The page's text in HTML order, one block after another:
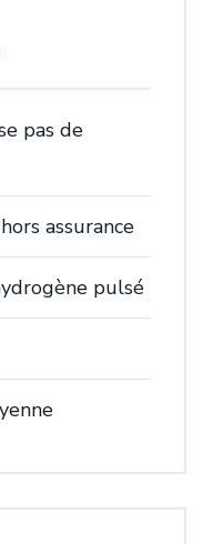
pas de
assurance
pulsé